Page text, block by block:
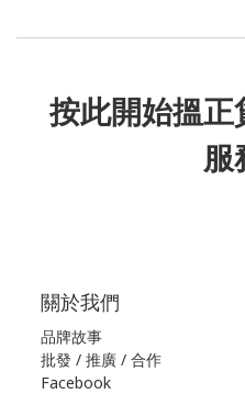
按此開始搵正
服
關於我們
品牌故事
批發 / 推廣 / 合作
Facebook